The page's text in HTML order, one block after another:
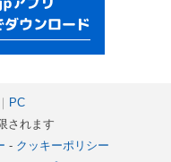
PC
されます
- クッキーポリシー